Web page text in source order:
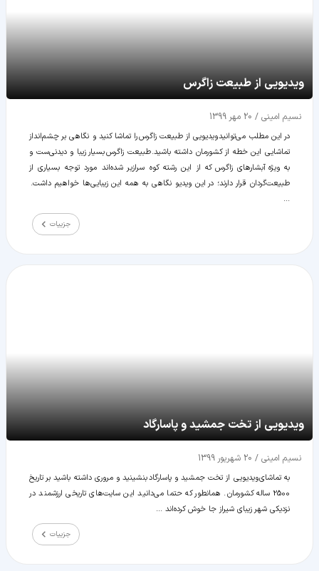
ویدیویی از طبیعت زاگرس
نسیم امینی / 20 مهر 1399
در این مطلب می‌توانید ویدیویی از طبیعت زاگرس را تماشا کنید و نگاهی بر چشم‌انداز
تماشایی این خطه از کشورمان داشته باشید. طبیعت زاگرس بسیار زیبا و دیدنی‌ست و
به ویژه آبشارهای زاگرس که از این رشته کوه سرازیر شده‌اند مورد توجه بسیاری از
طبیعت‌گردان قرار دارند؛ در این ویدیو نگاهی به همه این زیبایی‌ها خواهیم داشت.
...
جزییات
ویدیویی از تخت جمشید و پاسارگاد
نسیم امینی / 20 شهریور 1399
به تماشای ویدیویی از تخت جمشید و پاسارگاد بنشینید و مروری داشته باشید بر تاریخ
2500 ساله کشورمان. همانطور که حتما می‌دانید این سایت‌های تاریخی ارزشمند در
نزدیکی شهر زیبای شیراز جا خوش کرده‌اند ...
جزییات